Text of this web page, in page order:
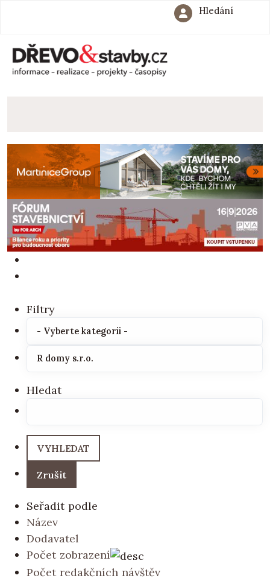
Hledání
Filtry
Hledat
Seřadit podle
Název
Dodavatel
Počet zobrazení
Počet redakčních návštěv